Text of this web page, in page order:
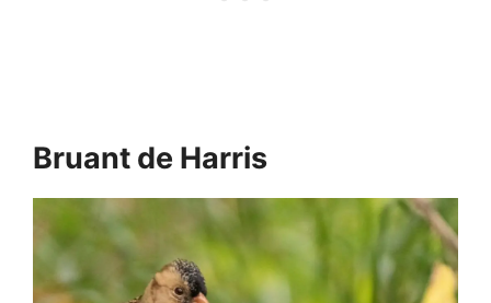
Bruant de Harris